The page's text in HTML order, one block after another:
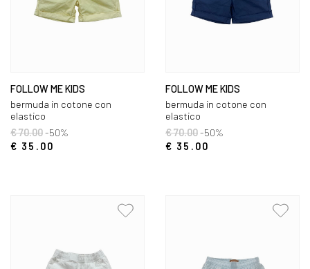
FOLLOW ME KIDS
bermuda in cotone con
elastico
€ 70.00-50%
€ 35.00
FOLLOW ME KIDS
bermuda in cotone con
elastico
€ 70.00-50%
€ 35.00